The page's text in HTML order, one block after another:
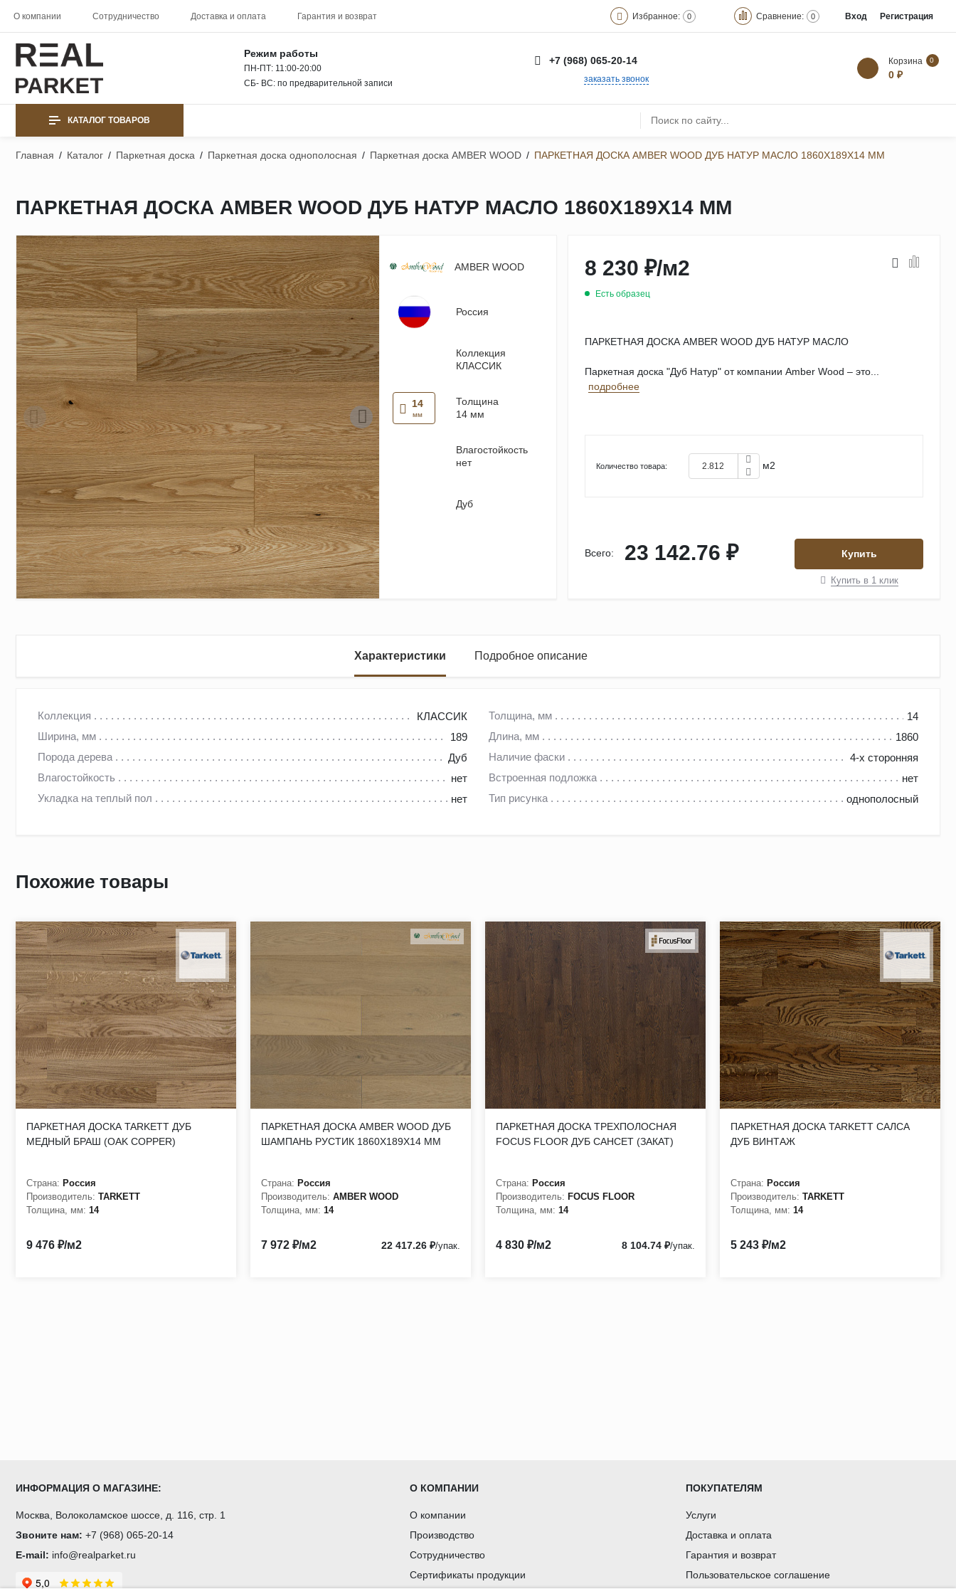
О компании Сотрудничество Доставка и оплата Гарантия и возврат Избранное: 0 Сравнение: 0 Вход Регистрация
Режим работы
ПН-ПТ: 11:00-20:00
СБ- ВС: по предварительной записи
+7 (968) 065-20-14
заказать звонок
Корзина 0
0 ₽
КАТАЛОГ ТОВАРОВ
Главная / Каталог / Паркетная доска / Паркетная доска однополосная / Паркетная доска AMBER WOOD / ПАРКЕТНАЯ ДОСКА AMBER WOOD ДУБ НАТУР МАСЛО 1860Х189Х14 ММ
ПАРКЕТНАЯ ДОСКА AMBER WOOD ДУБ НАТУР МАСЛО 1860Х189Х14 ММ
AMBER WOOD
Россия
Коллекция
КЛАССИК
14
мм
Толщина
14 мм
Влагостойкость
нет
Дуб
8 230 ₽/м2
Есть образец
ПАРКЕТНАЯ ДОСКА AMBER WOOD ДУБ НАТУР МАСЛО
Паркетная доска "Дуб Натур" от компании Amber Wood – это...
подробнее
Количество товара: м2
Всего: 23 142.76 ₽ Купить
Купить в 1 клик
Характеристики Подробное описание
Коллекция КЛАССИК Толщина, мм
14
Ширина, мм
189 Длина, мм
1860
Порода дерева
Дуб Наличие фаски
4-х сторонняя
Влагостойкость
нет Встроенная подложка
нет
Укладка на теплый пол
нет Тип рисунка однополосный
более элегантный и завершенный вид, а также помогает скрыть возможные небольшие неровности пола. Доска имеет естественный рисунок с небольшими вариациями цвета и
Похожие товары
ПАРКЕТНАЯ ДОСКА TARKETT ДУБ
МЕДНЫЙ БРАШ (OAK COPPER)
Страна: Россия
Производитель: TARKETT
Толщина, мм: 14
9 476 ₽/м2
ПАРКЕТНАЯ ДОСКА AMBER WOOD ДУБ
ШАМПАНЬ РУСТИК 1860Х189Х14 ММ
Страна: Россия
Производитель: AMBER WOOD
Толщина, мм: 14
7 972 ₽/м2 22 417.26 ₽/упак.
ПАРКЕТНАЯ ДОСКА ТРЕХПОЛОСНАЯ
FOCUS FLOOR ДУБ САНСЕТ (ЗАКАТ)
Страна: Россия
Производитель: FOCUS FLOOR
Толщина, мм: 14
4 830 ₽/м2 8 104.74 ₽/упак.
ПАРКЕТНАЯ ДОСКА TARKETT САЛСА
ДУБ ВИНТАЖ
Страна: Россия
Производитель: TARKETT
Толщина, мм: 14
5 243 ₽/м2
ИНФОРМАЦИЯ О МАГАЗИНЕ:
Москва, Волоколамское шоссе, д. 116, стр. 1
Звоните нам: +7 (968) 065-20-14
E-mail: info@realparket.ru
О КОМПАНИИ
О компании
Производство
Сотрудничество
Сертификаты продукции
ПОКУПАТЕЛЯМ
Услуги
Доставка и оплата
Гарантия и возврат
Пользовательское соглашение